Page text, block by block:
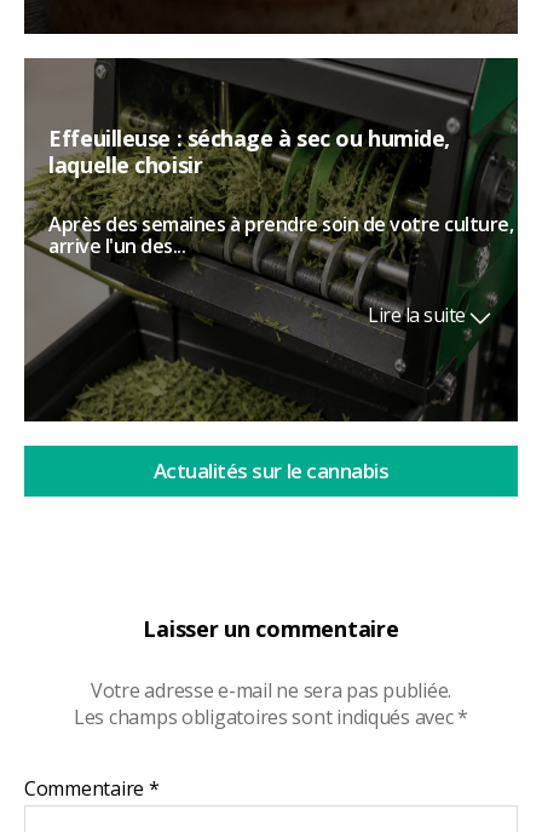
Laisser un commentaire
Votre adresse e-mail ne sera pas publiée.
Les champs obligatoires sont indiqués avec*
Commentaire *
Effeuilleuse : séchage à sec ou humide,
laquelle choisir
Après des semaines à prendre soin de votre culture,
arrive l'un des...
Lire la suite
Actualités sur le cannabis